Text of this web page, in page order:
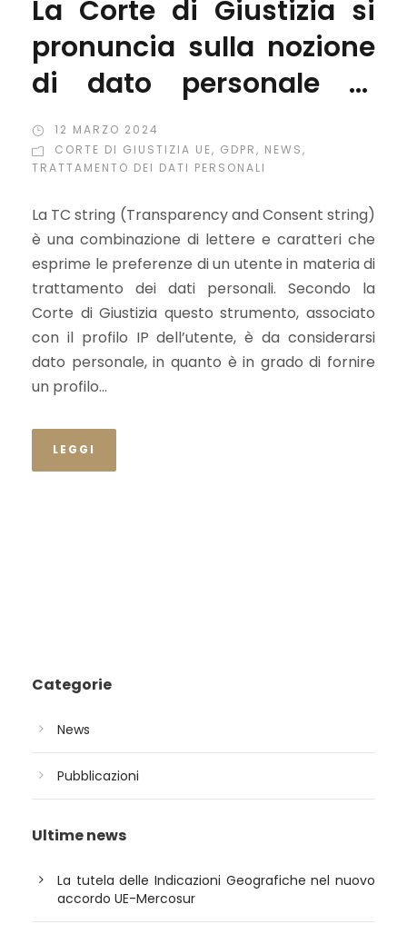
La Corte di Giustizia si
pronuncia sulla nozione
di dato personale in
merito a una TC string
12 MARZO 2024
CORTE DI GIUSTIZIA UE, GDPR, NEWS,
TRATTAMENTO DEI DATI PERSONALI
La TC string (Transparency and Consent string)
è una combinazione di lettere e caratteri che
esprime le preferenze di un utente in materia di
trattamento dei dati personali. Secondo la
Corte di Giustizia questo strumento, associato
con il profilo IP dell’utente, è da considerarsi
dato personale, in quanto è in grado di fornire
un profilo...
LEGGI
Categorie
News
Pubblicazioni
Ultime news
La tutela delle Indicazioni Geografiche nel nuovo
accordo UE-Mercosur